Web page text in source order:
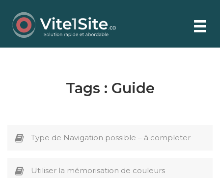
Tags : Guide
Type de Navigation possible – à completer
Utiliser la mémorisation de couleurs